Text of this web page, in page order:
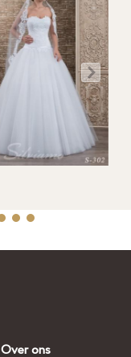
Over ons